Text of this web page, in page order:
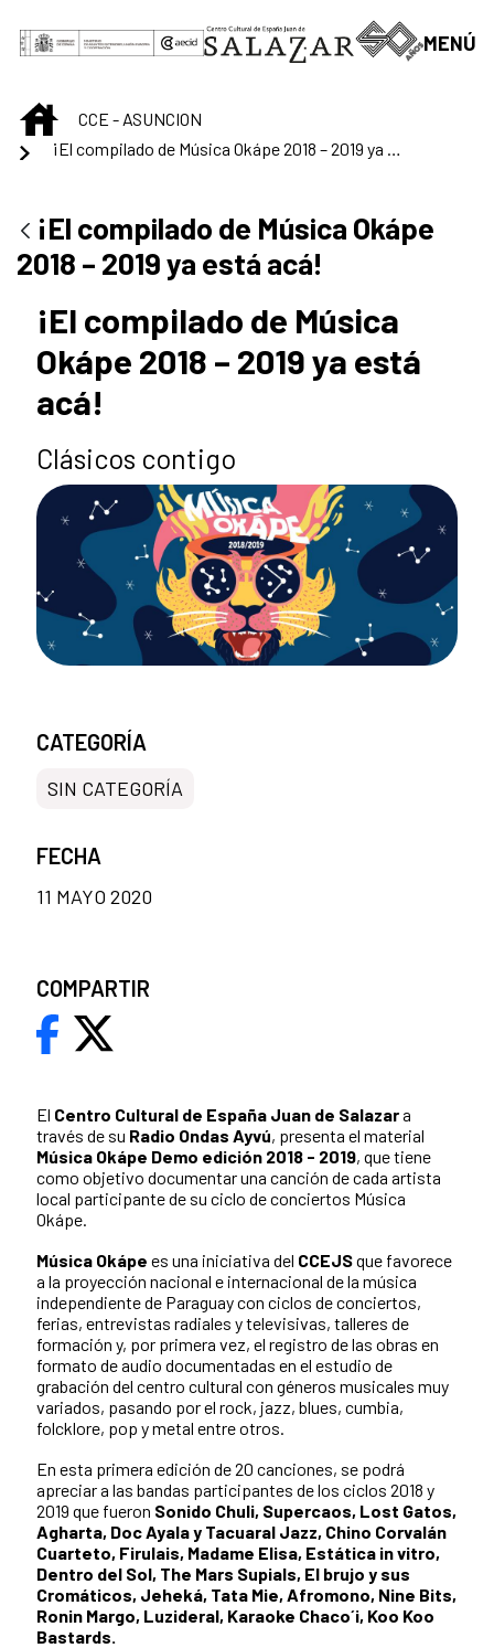
Saltar al contenido principal
MENÚ
INICIOCCE - ASUNCION
¡El compilado de Música Okápe
2018 – 2019 ya está acá!
¡El compilado de Música
Okápe 2018 – 2019 ya está
acá!
Clásicos contigo
El Centro Cultural de España Juan de Salazara
través de su Radio Ondas Ayvú, presenta el material
Música Okápe Demo edición 2018 - 2019, que tiene
como objetivo documentar una canción de cada artista
local participante de su ciclo de conciertos Música
Okápe.
Música Okápe es una iniciativa del CCEJSque favorece
a la proyección nacional e internacional de la música
independiente de Paraguay con ciclos de conciertos,
ferias, entrevistas radiales y televisivas, talleres de
formación y, por primera vez, el registro de las obras en
formato de audio documentadas en el estudio de
grabación del centro cultural con géneros musicales muy
variados, pasando por el rock, jazz, blues, cumbia,
folcklore, pop y metal entre otros.
En esta primera edición de 20 canciones, se podrá
apreciar a las bandas participantes de los ciclos 2018 y
2019 que fueron Sonido Chuli, Supercaos, Lost Gatos,
Agharta, Doc Ayala y Tacuaral Jazz, Chino Corvalán
Cuarteto, Firulais, Madame Elisa, Estática in vitro,
Dentro del Sol, The Mars Supials, El brujo y sus
Cromáticos, Jeheká, Tata Mie, Afromono, Nine Bits,
Ronin Margo, Luzideral, Karaoke Chaco´i, Koo Koo
Bastards.
CATEGORÍA
SIN CATEGORÍA
FECHA
11 MAYO 2020
COMPARTIR